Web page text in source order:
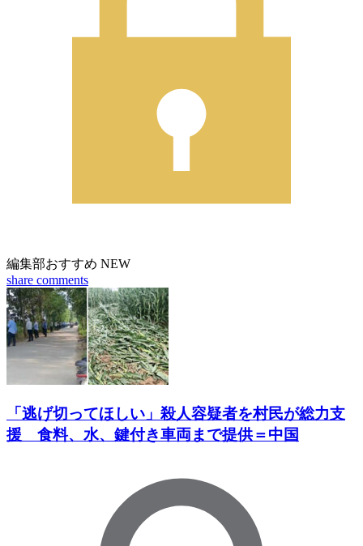
編集部おすすめ NEW
share comments
「逃げ切ってほしい」殺人容疑者を村民が総力支
援 食料、水、鍵付き車両まで提供＝中国